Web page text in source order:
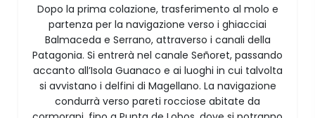
Dopo la prima colazione, trasferimento al molo e
partenza per la navigazione verso i ghiacciai
Balmaceda e Serrano, attraverso i canali della
Patagonia. Si entrerà nel canale Señoret, passando
accanto all’Isola Guanaco e ai luoghi in cui talvolta
si avvistano i delfini di Magellano. La navigazione
condurrà verso pareti rocciose abitate da